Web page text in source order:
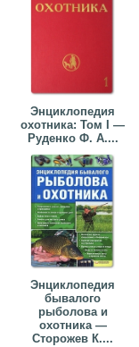
Энциклопедия
охотника: Том I —
Руденко Ф. А....
Энциклопедия
бывалого
рыболова и
охотника —
Сторожев К....